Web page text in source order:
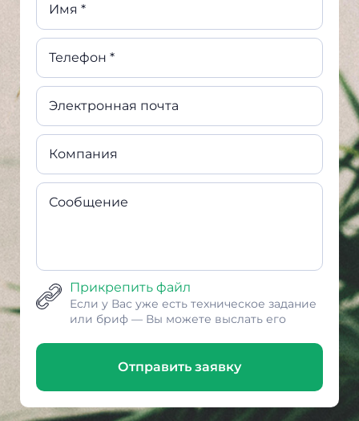
Имя *
Телефон *
Электронная почта
Компания
Сообщение
Прикрепить файл
Если у Вас уже есть техническое задание
или бриф — Вы можете выслать его
Отправить заявку